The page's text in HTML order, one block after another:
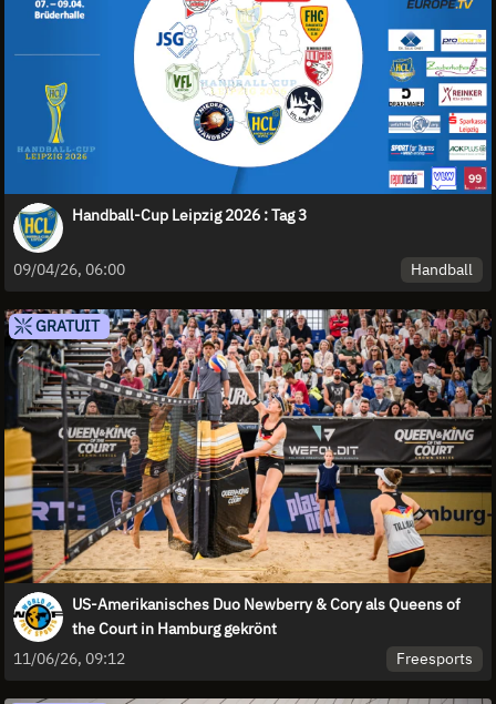
Handball-Cup Leipzig 2026 : Tag 3
09/04/26, 06:00 Handball
GRATUIT
US-Amerikanisches Duo Newberry & Cory als Queens of
the Court in Hamburg gekrönt
11/06/26, 09:12
Freesports